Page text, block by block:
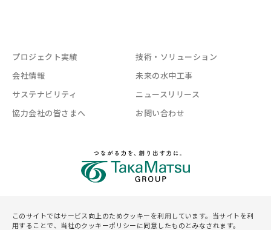
プロジェクト実績
技術・ソリューション
会社情報
未来の水中工事
サステナビリティ
ニュースリリース
協力会社の皆さまへ
お問い合わせ
サイトマップ プライバシーポリシー サイトご利用規約
このサイトではサービス向上のためクッキーを利用しています。当サイトを利
用することで、当社のクッキーポリシーに同意したものとみなされます。